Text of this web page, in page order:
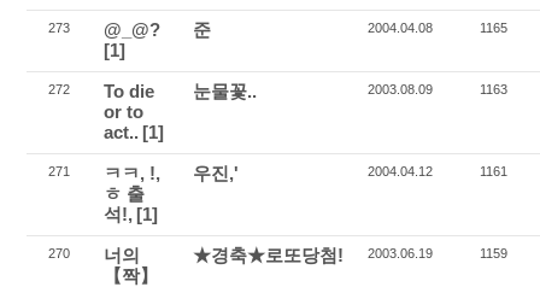
273
@_@?
[1]
준 2004.04.08 1165
272
To die
or to
act.. [1]
눈물꽃.. 2003.08.09 1163
271
ㅋㅋ, !,
ㅎ 출
석!, [1]
우진,' 2004.04.12 1161
270
너의
【짝】
★경축★로또당첨! 2003.06.19 1159